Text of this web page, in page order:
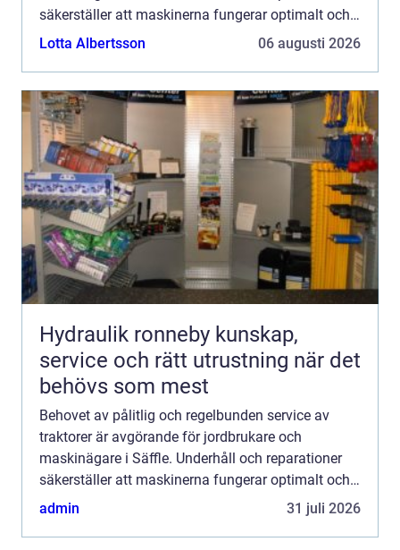
säkerställer att maskinerna fungerar optimalt och
håller l...
Lotta Albertsson 06 augusti 2026
Hydraulik ronneby kunskap,
service och rätt utrustning när det
behövs som mest
Behovet av pålitlig och regelbunden service av
traktorer är avgörande för jordbrukare och
maskinägare i Säffle. Underhåll och reparationer
säkerställer att maskinerna fungerar optimalt och
håller l...
admin 31 juli 2026